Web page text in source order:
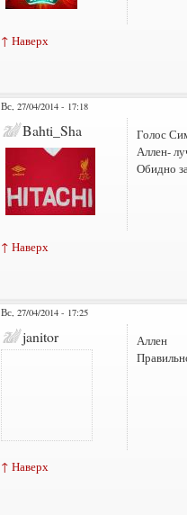
↑ Наверх
Вс, 27/04/2014 - 17:18
Bahti_Sha
Голос
Аллен-
Обидно
↑ Наверх
Вс, 27/04/2014 - 17:25
janitor
Аллен
↑ Наверх